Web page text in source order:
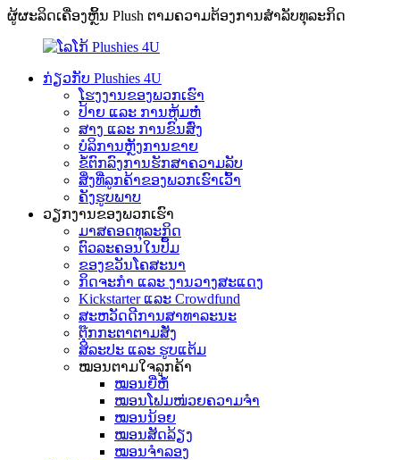
ຜູ້ຜະລິດເຄື່ອງຫຼິ້ນ Plush ຕາມຄວາມຕ້ອງການສຳລັບທຸລະກິດ
ກ່ຽວກັບ Plushies 4U
ໂຮງງານຂອງພວກເຮົາ
ປ້າຍ ແລະ ການຫຸ້ມຫໍ່
ສາງ ແລະ ການຂົນສົ່ງ
ບໍລິການຫຼັງການຂາຍ
ຂໍ້ຕົກລົງການຮັກສາຄວາມລັບ
ສິ່ງທີ່ລູກຄ້າຂອງພວກເຮົາເວົ້າ
ຄັງຮູບພາບ
ວຽກງານຂອງພວກເຮົາ
ມາສຄອດທຸລະກິດ
ຕົວລະຄອນໃນປຶ້ມ
ຂອງຂວັນໂຄສະນາ
ກິດຈະກຳ ແລະ ງານວາງສະແດງ
Kickstarter ແລະ Crowdfund
ສະຫວັດດີການສາທາລະນະ
ຕຸ໊ກກະຕາຕາມສັ່ງ
ສິລະປະ ແລະ ຮູບແຕ້ມ
ໝອນຕາມໃຈລູກຄ້າ
ໝອນຍີ່ຫໍ້
ໝອນໂຟມໜ່ວຍຄວາມຈຳ
ໝອນນ້ອຍ
ໝອນສັດລ້ຽງ
ໝອນຈຳລອງ